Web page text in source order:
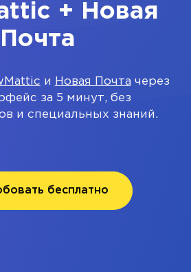
+ Новая
Почта
и Новая Почта через
за 5 минут, без
и специальных знаний.
бесплатно